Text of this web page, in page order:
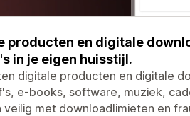
producten en digitale
in je eigen huisstijl.
digitale producten en digitale
e-books, software, muziek,
veilig met downloadlimieten en